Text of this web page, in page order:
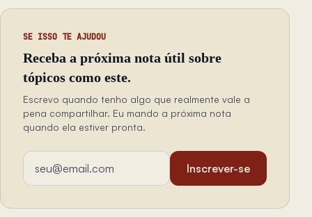
SE ISSO TE AJUDOU
Receba a próxima nota útil sobre
tópicos como este.
Escrevo quando tenho algo que realmente vale a
pena compartilhar. Eu mando a próxima nota
quando ela estiver pronta.
Endereço de email
Inscrever-se